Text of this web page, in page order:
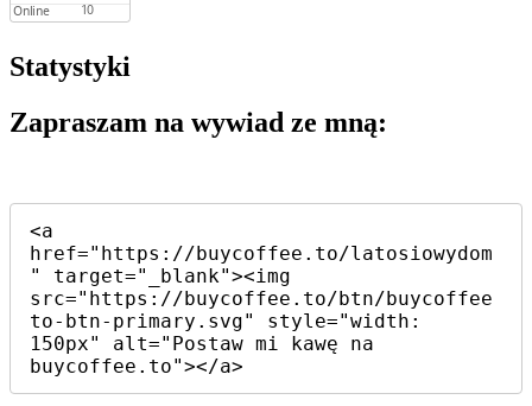
Statystyki
Zapraszam na wywiad ze mną:
<a
href="https://buycoffee.to/latosiowydom
" target="_blank"><img
src="https://buycoffee.to/btn/buycoffee
to-btn-primary.svg" style="width:
150px" alt="Postaw mi kawę na
buycoffee.to"></a>